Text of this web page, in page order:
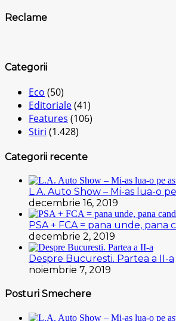
Reclame
Categorii
Eco (50)
Editoriale(41)
Features (106)
Stiri (1.428)
Categorii recente
L.A. Auto Show – Mi-as lua-o
decembrie 16, 2019
PSA + FCA = pana unde, pana
decembrie 2, 2019
Despre Bucuresti. Partea a II-a
noiembrie 7, 2019
Posturi Smechere